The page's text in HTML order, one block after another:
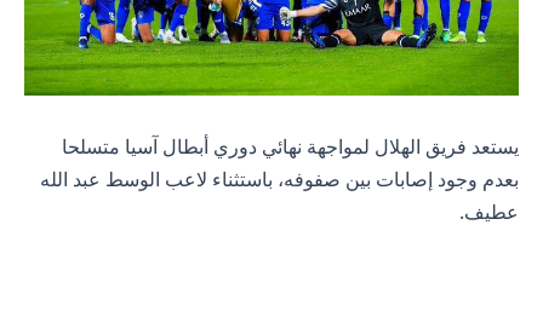
يستعد فريق الهلال لمواجهة نهائي دوري أبطال آسيا متسلحا
بعدم وجود إصابات بين صفوفه، باستثناء لاعب الوسط عبد الله
عطيف.